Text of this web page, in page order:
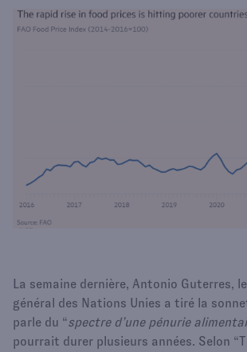
La semaine dernière, Antonio Guterres,
général des Nations Unies a tiré la
parle du “spectre d’une pénurie
pourrait durer plusieurs années. Selon